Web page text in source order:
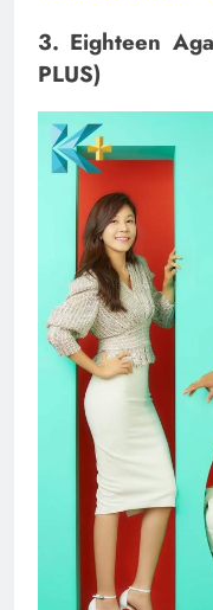
3. Eighteen
PLUS)